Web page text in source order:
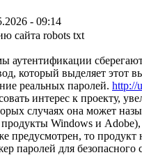
- 09:14
сайта robots txt
аутентификации
который выделяет этот
реальных паролей. http://
интерес к проекту,
случаях она может
Windows и
предусмотрен, то продукт
паролей для